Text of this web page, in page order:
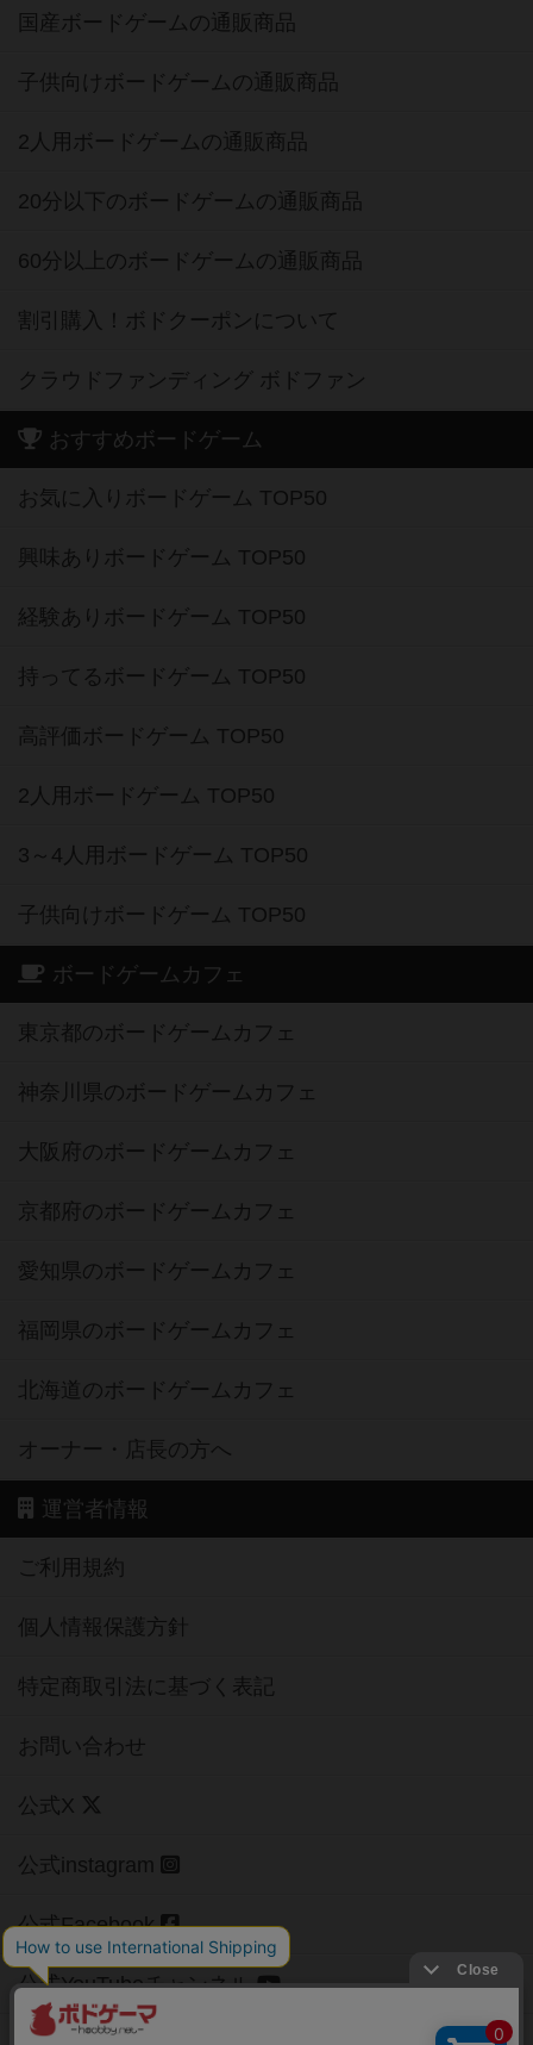
国産ボードゲームの通販商品
子供向けボードゲームの通販商品
2人用ボードゲームの通販商品
20分以下のボードゲームの通販商品
60分以上のボードゲームの通販商品
割引購入！ボドクーポンについて
クラウドファンディング ボドファン
おすすめボードゲーム
お気に入りボードゲーム TOP50
興味ありボードゲーム TOP50
経験ありボードゲーム TOP50
持ってるボードゲーム TOP50
高評価ボードゲーム TOP50
2人用ボードゲーム TOP50
3～4人用ボードゲーム TOP50
子供向けボードゲーム TOP50
ボードゲームカフェ
東京都のボードゲームカフェ
神奈川県のボードゲームカフェ
大阪府のボードゲームカフェ
京都府のボードゲームカフェ
愛知県のボードゲームカフェ
福岡県のボードゲームカフェ
北海道のボードゲームカフェ
オーナー・店長の方へ
運営者情報
ご利用規約
個人情報保護方針
特定商取引法に基づく表記
お問い合わせ
公式X
公式instagram
公式Facebook
公式YouTubeチャンネル